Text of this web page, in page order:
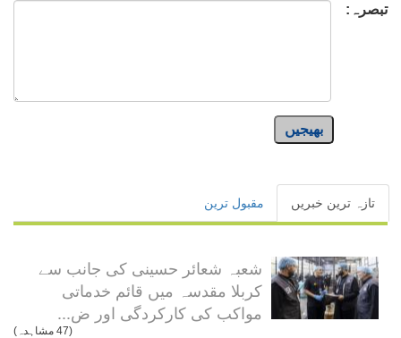
تبصرہ:
بھیجیں
تازہ ترین خبریں مقبول ترین
شعبہ شعائر حسینی کی جانب سے
کربلا مقدسہ میں قائم خدماتی
مواکب کی کارکردگی اور ض...
(47 مشاہدہ)